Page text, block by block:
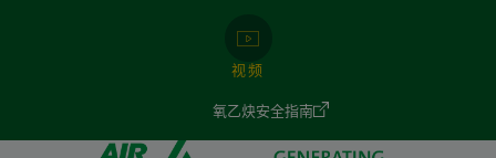
视频
氧乙炔安全指南